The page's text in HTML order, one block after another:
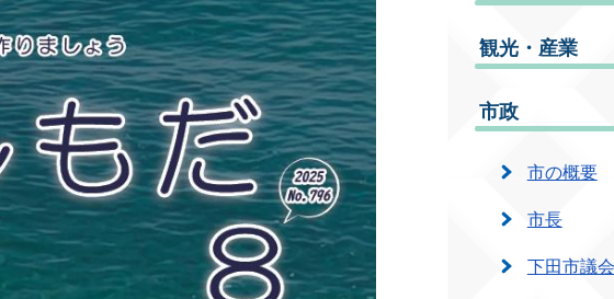
観光・産業
市政
市の概要
市長
下田市議会